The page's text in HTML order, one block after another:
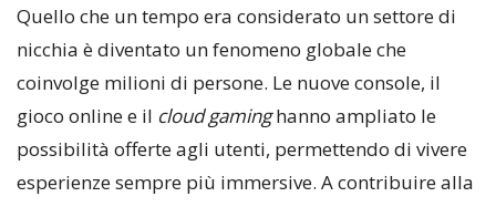
Quello che un tempo era considerato un settore di
nicchia è diventato un fenomeno globale che
coinvolge milioni di persone. Le nuove console, il
gioco online e il cloud gaminghanno ampliato le
possibilità offerte agli utenti, permettendo di vivere
esperienze sempre più immersive. A contribuire alla